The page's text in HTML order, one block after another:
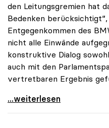
den Leitungsgremien hat
Bedenken
Entgegenkommen des
nicht alle Einwände
konstruktive Dialog
auch mit den
vertretbaren Ergebnis
UG-Novelle: uniko
...weiterlesen